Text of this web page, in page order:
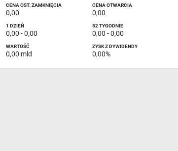
CENA OST. ZAMKNIĘCIA
0,00
CENA OTWARCIA
0,00
1 DZIEŃ
0,00 -0,00
52 TYGODNIE
0,00 -0,00
WARTOŚĆ
0,00 mld
ZYSK Z DYWIDENDY
0,00%